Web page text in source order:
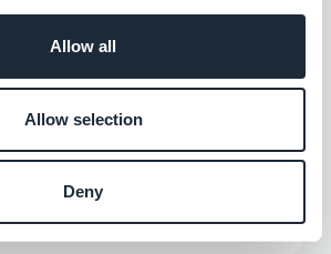
Allow all
Allow selection
Deny
din e-mailmarkedsføring på en